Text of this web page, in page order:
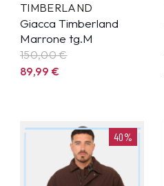
TIMBERLAND
Giacca Timberland
Marrone tg.M
150,00 €
89,99€
40%